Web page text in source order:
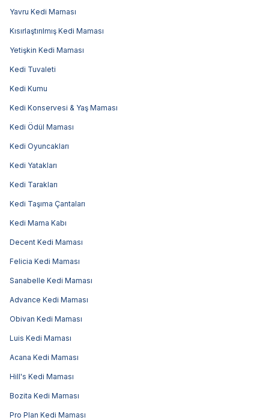
Yavru Kedi Maması
Kısırlaştırılmış Kedi Maması
Yetişkin Kedi Maması
Kedi Tuvaleti
Kedi Kumu
Kedi Konservesi & Yaş Maması
Kedi Ödül Maması
Kedi Oyuncakları
Kedi Yatakları
Kedi Tarakları
Kedi Taşıma Çantaları
Kedi Mama Kabı
Decent Kedi Maması
Felicia Kedi Maması
Sanabelle Kedi Maması
Advance Kedi Maması
Obivan Kedi Maması
Luis Kedi Maması
Acana Kedi Maması
Hill's Kedi Maması
Bozita Kedi Maması
Pro Plan Kedi Maması